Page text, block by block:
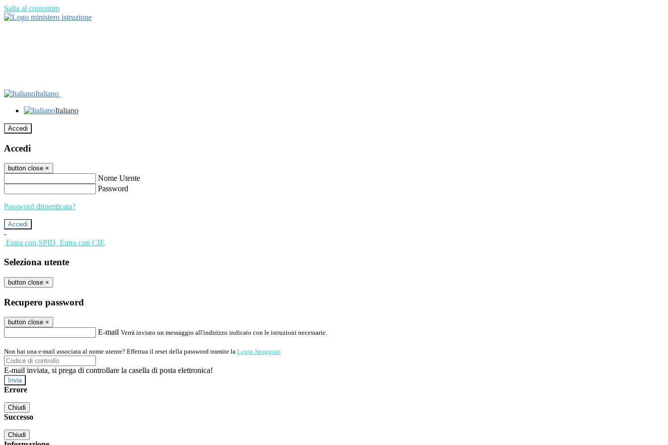
Salta al contenuto
Italiano
Italiano
Accedi
Accedi
button close ×
Nome Utente
Password
Password dimenticata?
-
Entra con SPID Entra con CIE
Seleziona utente
button close ×
Recupero password
button close ×
E-mail Verrà inviato un messaggio all'indirizzo indicato con le istruzioni necessarie.
Non hai una e-mail associata al nome utente? Effettua il reset della password tramite la Login Spaggiari
E-mail inviata, si prega di controllare la casella di posta elettronica!
Errore
Chiudi
Successo
Chiudi